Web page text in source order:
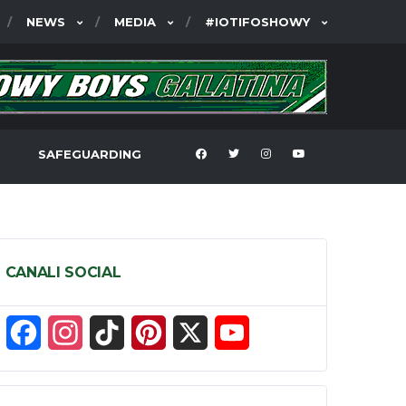
NEWS MEDIA #IOTIFOSHOWY
SAFEGUARDING
CANALI SOCIAL
a
n
i
i
o